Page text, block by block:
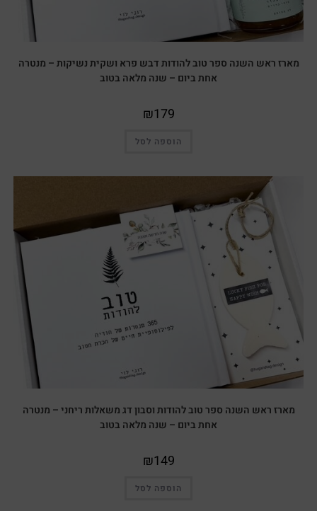
מארז ראש השנה ספר טוב להודות דבש פרא ושקית נשיקות – מנטרה
אחת ביום – שנה מלאה בטוב
₪179
הוספה לסל
מארז ראש השנה ספר טוב להודות וסבון דג משאלות ריחני – מנטרה
אחת ביום – שנה מלאה בטוב
₪149
הוספה לסל